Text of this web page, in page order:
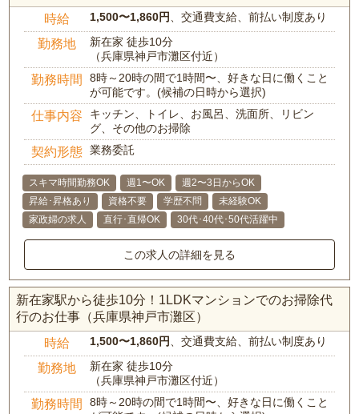
時給 1,500〜1,860円 、交通費支給、前払い制度あり
勤務地
新在家 徒歩10分
（兵庫県神戸市灘区付近）
勤務時間
8時～20時の間で1時間〜、好きな日に働くこと
が可能です。(候補の日時から選択)
仕事内容
キッチン、トイレ、お風呂、洗面所、リビン
グ、その他のお掃除
契約形態 業務委託
スキマ時間勤務OK 週1〜OK
週2〜3日からOK
昇給･昇格あり
資格不要 学歴不問
未経験OK
家政婦の求人
直行･直帰OK 30代･40代･50代活躍中
この求人の詳細を見る
新在家駅から徒歩10分！1LDKマンションでのお掃除代
行のお仕事（兵庫県神戸市灘区）
時給 1,500〜1,860円 、交通費支給、前払い制度あり
勤務地
新在家 徒歩10分
（兵庫県神戸市灘区付近）
勤務時間
8時～20時の間で1時間〜、好きな日に働くこと